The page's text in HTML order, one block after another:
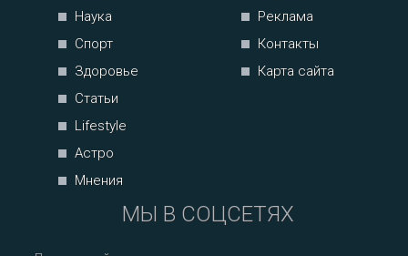
Наука
Спорт
Здоровье
Статьи
Lifestyle
Астро
Мнения
Реклама
Контакты
Карта сайта
МЫ В СОЦСЕТЯХ